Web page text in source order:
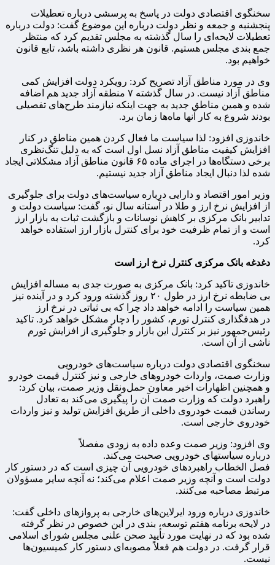
سخنگوی اقتصادی دولت در پاسخ به پرسشی درباره تعطیلات
پنجشنبه و جمعه و نظر دولت درباره این موضوع گفت: دولت درباره
تعطیلات لایحه‌ای را سال گذشته به مجلس تقدیم کرد که منتظر
جمع بندی مجلس هستیم. قانون هر نظری داشته باشد، تابع قانون
خواهیم بود.
وی در مورد مناطق آزاد تصریح کرد: رویکرد دولت افزایش کمی
مناطق آزاد نیست. در سال گذشته ۷ منطقه آزاد جدید هم اضافه
شده و همین مناطق جدید به جهت اینکه نیازمند طرح‌های تفصیلی
بودند شروع به کار آنها ماه‌ها زمان برد.
خاندوزی افزود: لذا سیاست ما فعال کردن همین مناطق در کنار
افزایش کیفیت مناطق آزاد نسل اول است که به دلیل تنگ‌نظری
برخی دستگاه‌ها در اجرای ماده ۶۵ قانون مناطق آزاد مشکلاتی ایجاد
شده لذا دنبال ایجاد مناطق آزاد جدید نیستیم.
وزیر امور اقتصاد و دارایی درباره سیاست‌های دولت برای جلوگیری
از افزایش نرخ ارز و طلا در آستانه سال نو، گفت: سیاست دولت و
تدابیر بانک مرکزی بر کاهش نوسانات و بازگشت ثبات به بازار ارز
است و از تمام ظرفیت خود برای کنترل بازار ارز استفاده خواهد
کرد.
دغدغه بانک مرکزی کنترل نرخ ارز است
خاندوزی تاکید کرد: بانک مرکزی به صورت جدی به مساله افزایش
بی ضابطه نرخ ارز در طول ۲۰ روز گذشته ورود کرد و در آینده نیز
همین سیاست را ادامه خواهد داد چرا که بی ثباتی در نرخ ارز
در هدفگذاری کنترل تورم، کشور را دچار مشکل خواهد کرد. تاکید
رئیس‌جمهور نیز بر کنترل این بازار و جلوگیری از افزایش تورم
ناشی از آن است.
سخنگوی اقتصادی دولت درباره سیاست‌های خودرویی
وزارت صمت، واردات خودروهای خارجی و نیز کنترل قیمت خودرو
و همچنین اظهارات اخیر معاون حمل‌ونقل وزیر صمت، بیان کرد:
راهبرد دولت که وزارت صمت آن را پیگیری می‌کند به تعادل
رساندن قیمت خودروی داخلی از طریق افزایش تولید و نیز واردات
خودروی خارجی است.
وی افزود: وزیر صمت وعده داده به زودی مفصلاً
درباره سیاستهای خودرویی صحبت می‌کند.
فصل الخطاب راهبردهای خودرویی آن چیزی است که در دستور کار
دولت است و آنچه وزیر صمت اعلام می‌کند؛ نه آنچه سایر مسؤولان
مرتبط مصاحبه می‌کنند.
خاندوزی درباره ورود ایرلاین‌های خارجی به پروازهای داخلی گفت:
در لایحه برنامه هفتم توسعه، بندی در این خصوص در نظر گرفته
شده بود که در نهایت مورد تأیید صحن علنی مجلس شورای اسلامی
قرار گرفت. در دولت هم فعلاً مصوبه‌ای دستور کار کمیسیون‌ها
نیست.